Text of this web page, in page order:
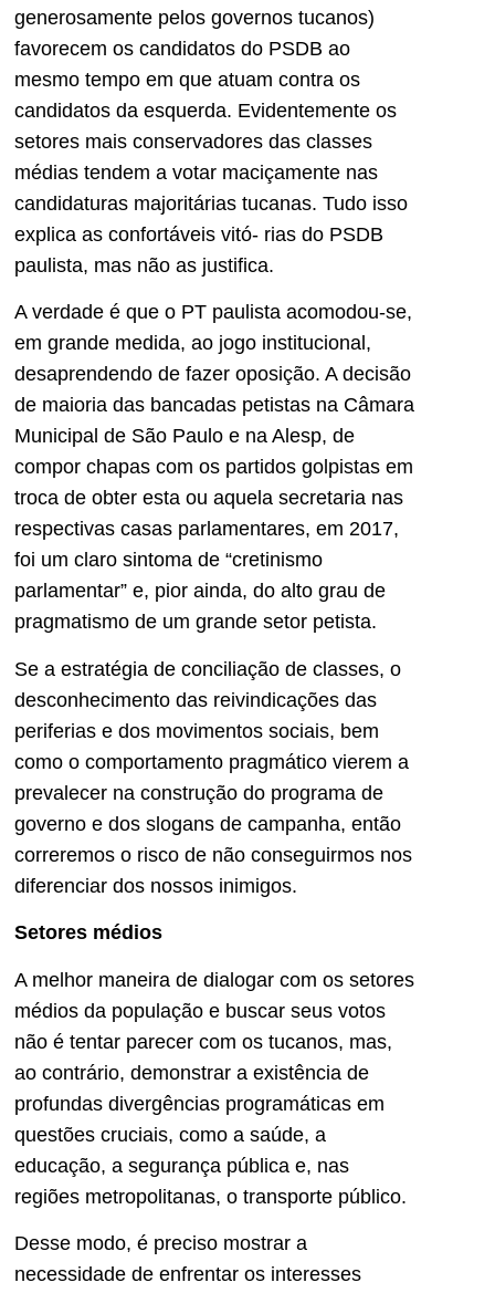
generosamente pelos governos tucanos)
favorecem os candidatos do PSDB ao
mesmo tempo em que atuam contra os
candidatos da esquerda. Evidentemente os
setores mais conservadores das classes
médias tendem a votar maciçamente nas
candidaturas majoritárias tucanas. Tudo isso
explica as confortáveis vitó- rias do PSDB
paulista, mas não as justifica.
A verdade é que o PT paulista acomodou-se,
em grande medida, ao jogo institucional,
desaprendendo de fazer oposição. A decisão
de maioria das bancadas petistas na Câmara
Municipal de São Paulo e na Alesp, de
compor chapas com os partidos golpistas em
troca de obter esta ou aquela secretaria nas
respectivas casas parlamentares, em 2017,
foi um claro sintoma de “cretinismo
parlamentar” e, pior ainda, do alto grau de
pragmatismo de um grande setor petista.
Se a estratégia de conciliação de classes, o
desconhecimento das reivindicações das
periferias e dos movimentos sociais, bem
como o comportamento pragmático vierem a
prevalecer na construção do programa de
governo e dos slogans de campanha, então
correremos o risco de não conseguirmos nos
diferenciar dos nossos inimigos.
Setores médios
A melhor maneira de dialogar com os setores
médios da população e buscar seus votos
não é tentar parecer com os tucanos, mas,
ao contrário, demonstrar a existência de
profundas divergências programáticas em
questões cruciais, como a saúde, a
educação, a segurança pública e, nas
regiões metropolitanas, o transporte público.
Desse modo, é preciso mostrar a
necessidade de enfrentar os interesses